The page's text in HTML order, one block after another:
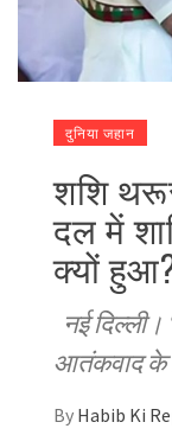
दुनिया जहान
शशि
दल में
क्यों
नई
आतंकवाद के
By Habib Ki